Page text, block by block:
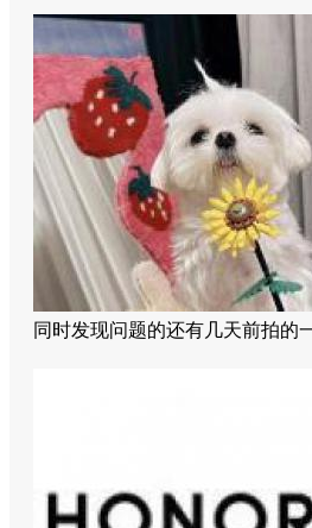
同时发现问题的还有几天前拍的